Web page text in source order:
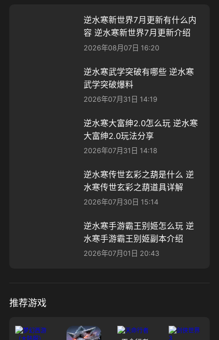
逆水寒新世界7月更新有什么内
容 逆水寒新世界7月更新介绍
2026年08月07日 16:20
逆水寒武学突破有哪些 逆水寒
武学突破爆料
2026年07月31日 14:19
逆水寒大富绅2.0怎么玩 逆水寒
大富绅2.0玩法分享
2026年07月31日 14:18
逆水寒传世玄彩之葫是什么 逆
水寒传世玄彩之葫道具详解
2026年07月30日 15:14
逆水寒手游霸王别姬怎么玩 逆
水寒手游霸王别姬副本介绍
2026年07月01日 20:43
推荐游戏